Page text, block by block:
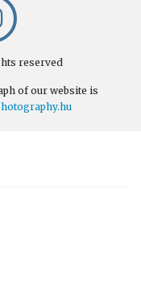
reserved
of our website is